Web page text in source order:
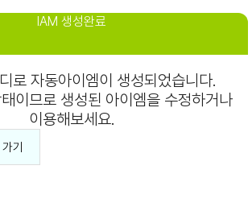
IAM 생성완료
로 자동아이엠이 생성되었습니다.
이므로 생성된 아이엠을 수정하거나
이용해보세요.
기